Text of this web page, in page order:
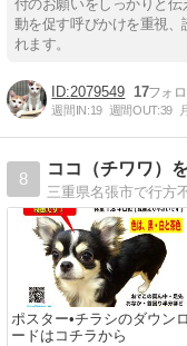
付のお願いをしっかりと
動を促す呼びかけを重視
れます。
2079549 17
週間IN:19 週間OUT:39
8
ココ（チワワ）
ポスター•チラシのダウンロ
ードはコチラから